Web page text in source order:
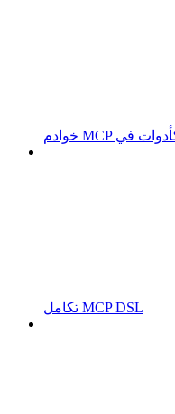
تكامل MCP DSL